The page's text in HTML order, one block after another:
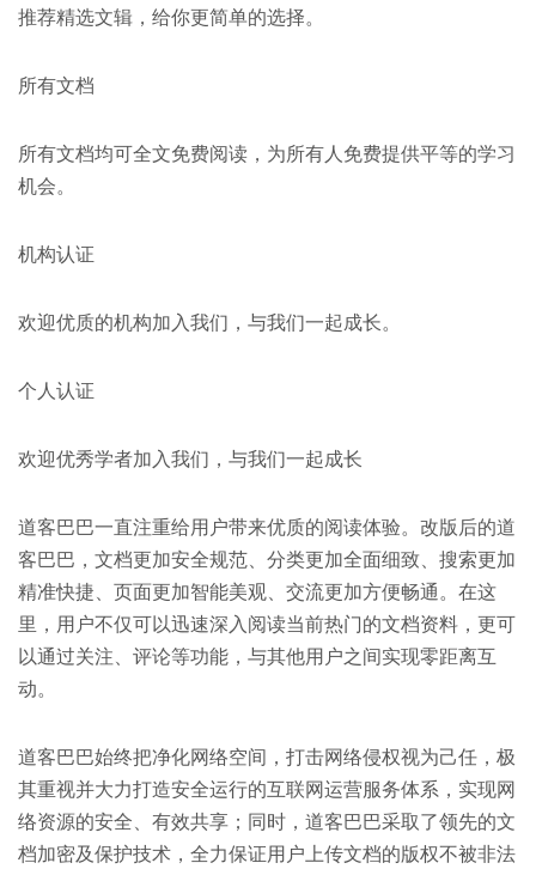
推荐精选文辑，给你更简单的选择。
所有文档
所有文档均可全文免费阅读，为所有人免费提供平等的学习
机会。
机构认证
欢迎优质的机构加入我们，与我们一起成长。
个人认证
欢迎优秀学者加入我们，与我们一起成长
道客巴巴一直注重给用户带来优质的阅读体验。改版后的道
客巴巴，文档更加安全规范、分类更加全面细致、搜索更加
精准快捷、页面更加智能美观、交流更加方便畅通。在这
里，用户不仅可以迅速深入阅读当前热门的文档资料，更可
以通过关注、评论等功能，与其他用户之间实现零距离互
动。
道客巴巴始终把净化网络空间，打击网络侵权视为己任，极
其重视并大力打造安全运行的互联网运营服务体系，实现网
络资源的安全、有效共享；同时，道客巴巴采取了领先的文
档加密及保护技术，全力保证用户上传文档的版权不被非法